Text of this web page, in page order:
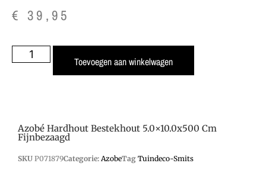
€ 39,95
Toevoegen aan winkelwagen
Azobé Hardhout Bestekhout 5.0×10.0x500 Cm
Fijnbezaagd
SKU P071879Categorie: AzobeTag Tuindeco-Smits